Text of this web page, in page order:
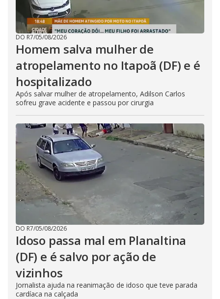
DO R7/05/08/2026
Homem salva mulher de
atropelamento no Itapoã (DF) e é
hospitalizado
Após salvar mulher de atropelamento, Adilson Carlos
sofreu grave acidente e passou por cirurgia
DO R7/05/08/2026
Idoso passa mal em Planaltina
(DF) e é salvo por ação de
vizinhos
Jornalista ajuda na reanimação de idoso que teve parada
cardíaca na calçada